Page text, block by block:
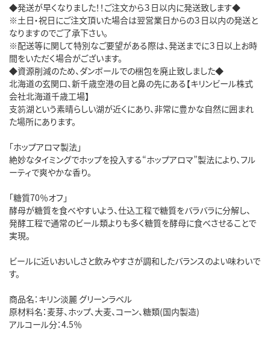
◆発送が早くなりました！！ご注文から３日以内に発送致します◆
※土日・祝日にご注文頂いた場合は翌営業日からの３日以内の発送と
なりますのでご了承下さい。
※配送等に関して特別なご要望がある際は、発送までに３日以上お時
間をいただく場合がございます。
◆資源削減のため、ダンボールでの梱包を廃止致しました◆
北海道の玄関口、新千歳空港の目と鼻の先にある【キリンビール株式
会社北海道千歳工場】
支笏湖という素晴らしい湖が近くにあり、非常に豊かな自然に囲まれ
た場所にあります。
「ホップアロマ製法」
絶妙なタイミングでホップを投入する“ホップアロマ”製法により、フル
ーティで爽やかな香り。
「糖質70％オフ」
酵母が糖質を食べやすいよう、仕込工程で糖質をバラバラに分解し、
発酵工程で通常のビール類よりも多く糖質を酵母に食べさせることで
実現。
ビールに近いおいしさと飲みやすさが調和したバランスのよい味わいで
す。
商品名：キリン淡麗 グリーンラベル
原材料名：麦芽、ホップ、大麦、コーン、糖類(国内製造)
アルコール分：4.5％